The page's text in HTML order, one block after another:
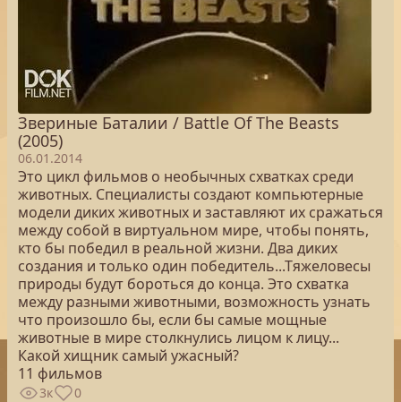
Звериные Баталии / Battle Of The Beasts
(2005)
06.01.2014
Это цикл фильмов о необычных схватках среди
животных. Специалисты создают компьютерные
модели диких животных и заставляют их сражаться
между собой в виртуальном мире, чтобы понять,
кто бы победил в реальной жизни. Два диких
создания и только один победитель...Тяжеловесы
природы будут бороться до конца. Это схватка
между разными животными, возможность узнать
что произошло бы, если бы самые мощные
животные в мире столкнулись лицом к лицу...
Какой хищник самый ужасный?
11 фильмов
3к 0